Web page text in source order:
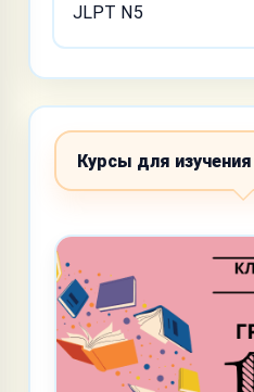
JLPT N5
Курсы для